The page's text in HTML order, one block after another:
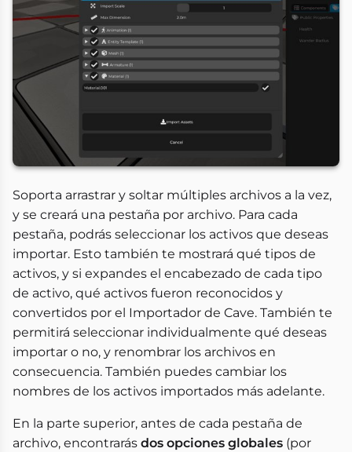
Soporta arrastrar y soltar múltiples archivos a la vez,
y se creará una pestaña por archivo. Para cada
pestaña, podrás seleccionar los activos que deseas
importar. Esto también te mostrará qué tipos de
activos, y si expandes el encabezado de cada tipo
de activo, qué activos fueron reconocidos y
convertidos por el Importador de Cave. También te
permitirá seleccionar individualmente qué deseas
importar o no, y renombrar los archivos en
consecuencia. También puedes cambiar los
nombres de los activos importados más adelante.
En la parte superior, antes de cada pestaña de
archivo, encontrarás dos opciones globales (por